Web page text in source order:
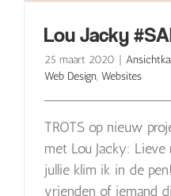
Lou Jacky
25 maart 2020 |
Web Design, Websites
TROTS op nieuw
met Lou Jacky: Lieve
jullie klim ik in de
vrienden of iemand